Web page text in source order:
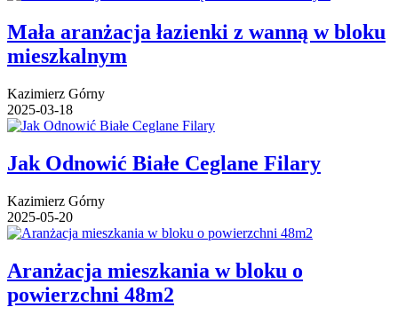
Mała aranżacja łazienki z wanną w bloku
mieszkalnym
Kazimierz Górny
2025-03-18
Jak Odnowić Białe Ceglane Filary
Kazimierz Górny
2025-05-20
Aranżacja mieszkania w bloku o
powierzchni 48m2